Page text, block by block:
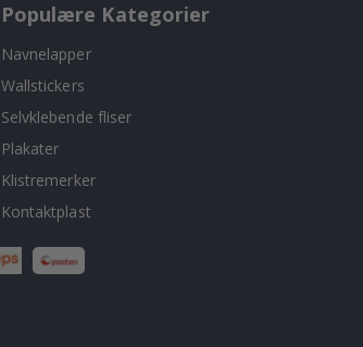
Populære Kategorier
Navnelapper
Wallstickers
Selvklebende fliser
Plakater
Klistremerker
Kontaktplast